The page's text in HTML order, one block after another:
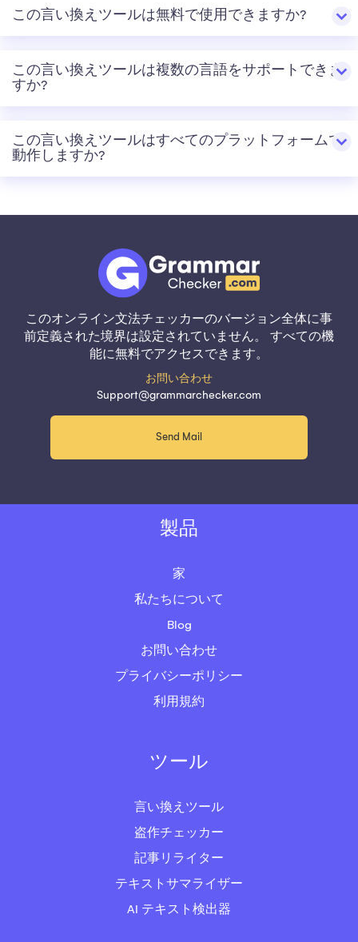
この言い換えツールは無料で使用できますか?
この言い換えツールは複数の言語をサポートできま
すか?
この言い換えツールはすべてのプラットフォームで
動作しますか?
このオンライン文法チェッカーのバージョン全体に事
前定義された境界は設定されていません。 すべての機
能に無料でアクセスできます。
お問い合わせ
Support@grammarchecker.com
Send Mail
製品
家
私たちについて
Blog
お問い合わせ
プライバシーポリシー
利用規約
ツール
言い換えツール
盗作チェッカー
記事リライター
テキストサマライザー
AI テキスト検出器